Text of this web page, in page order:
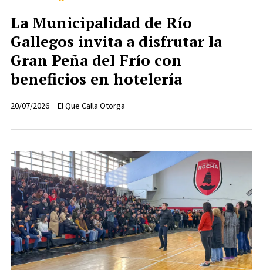
La Municipalidad de Río
Gallegos invita a disfrutar la
Gran Peña del Frío con
beneficios en hotelería
El Que Calla Otorga
20/07/2026